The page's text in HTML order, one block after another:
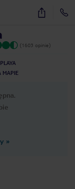
27
(1603 opinie)
MAPIE
»